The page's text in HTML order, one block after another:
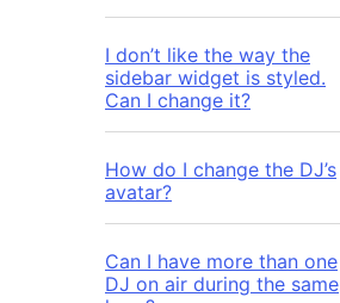
I don’t like the way the
sidebar widget is styled.
Can I change it?
How do I change the DJ’s
avatar?
Can I have more than one
DJ on air during the same